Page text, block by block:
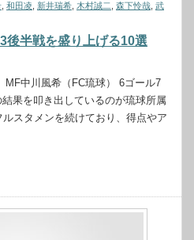
和田凌 新井瑞希 木村誠二 森下怜哉 武
後半戦を盛り上げる10選
MF中川風希（FC琉球） 6ゴール7
果を叩き出しているのが琉球所属
スタメンを続けており、得点やア